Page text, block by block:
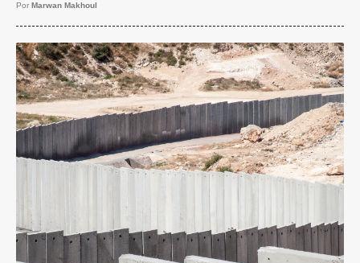
Por Marwan Makhoul